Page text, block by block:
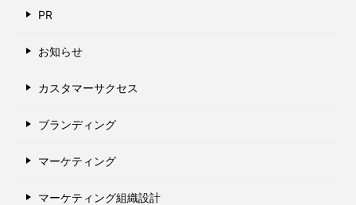
PR
お知らせ
カスタマーサクセス
ブランディング
マーケティング
マーケティング組織設計